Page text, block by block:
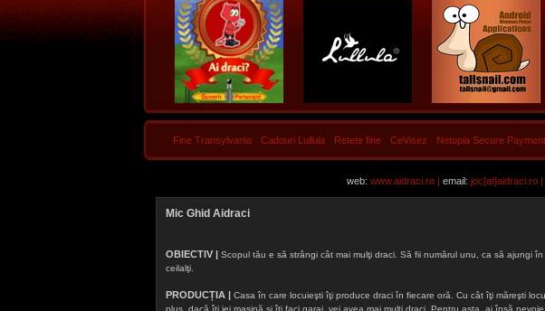
Fine Transylvania Cadouri Lullula Retete fine CeVisez Netopia Secure
web: www.aidraci.ro | email: joc[at]aidraci.ro |
Mic Ghid Aidraci
OBIECTIV | Scopul tău e să strângi cât mai mulţi draci. Să fii numărul unu, ca să ajungi
ceilalţi.
PRODUCȚIA | Casa în care locuieşti îţi produce draci în fiecare oră. Cu cât îţi măreşti
plus, dacă îţi iei maşină şi îţi faci garaj, vei avea mai mulţi draci. Pentru asta, ai însă